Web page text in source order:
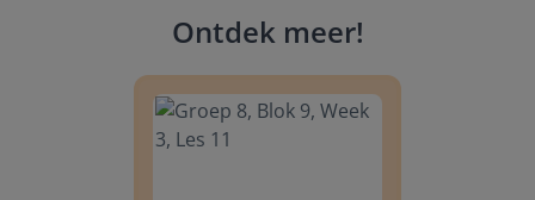
Ontdek meer!